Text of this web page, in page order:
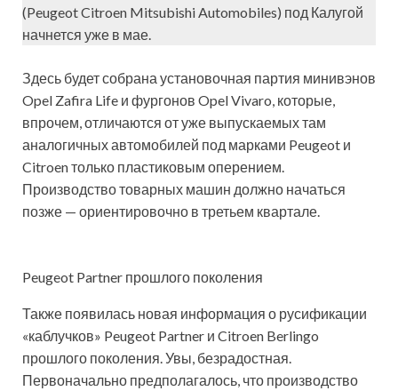
(Peugeot Citroen Mitsubishi Automobiles) под Калугой
начнется уже в мае.
Здесь будет собрана установочная партия минивэнов
Opel Zafira Life и фургонов Opel Vivaro, которые,
впрочем, отличаются от уже выпускаемых там
аналогичных автомобилей под марками Peugeot и
Citroen только пластиковым оперением.
Производство товарных машин должно начаться
позже — ориентировочно в третьем квартале.
Peugeot Partner прошлого поколения
Также появилась новая информация о русификации
«каблучков» Peugeot Partner и Citroen Berlingo
прошлого поколения. Увы, безрадостная.
Первоначально предполагалось, что производство